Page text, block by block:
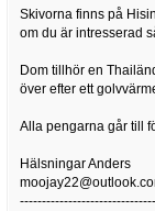
Skivorna finns på
om du är intresserad
Dom tillhör en
över efter ett
Alla pengarna går till
Hälsningar Anders